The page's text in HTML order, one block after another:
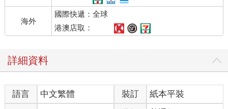
吃，只好把技術轉移到建築工程，但也不是每個人都能標到皇家
的案子，只好有些人跑去承包貴族的案子，當貴族也被搶光了，
就只好往商人的豪宅找生意做，最後真正做不到王公富豪生意
的，當然就是找平民百姓了）。因此，華人文化圈中真正有風水
且是先有活人的居家環境――陽宅風水學，後面才有死人的長眠
環境――陰宅風水學。一開始先照顧自己，之後覺得自己不夠
好，才把腦筋動到祖先身上。
而兵法家轉型當風水師，也是要各憑本事討生活的，要多方面開
海外
國際快遞：全球
港澳店取：
詳細資料
語言 中文繁體 裝訂
紙本平裝